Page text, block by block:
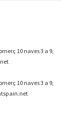
10 naves 3 a 9,
10 naves 3 a 9,